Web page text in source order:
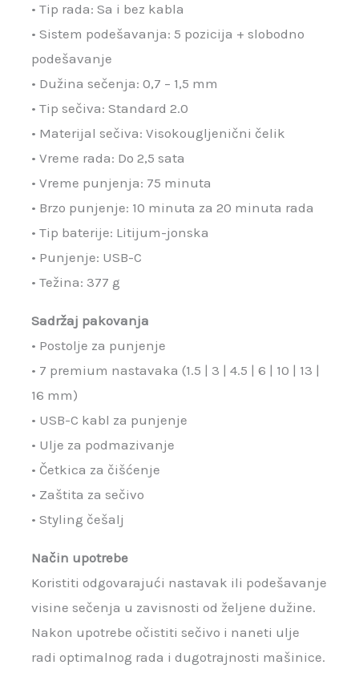
• Tip rada: Sa i bez kabla
• Sistem podešavanja: 5 pozicija + slobodno
podešavanje
• Dužina sečenja: 0,7 – 1,5 mm
• Tip sečiva: Standard 2.0
• Materijal sečiva: Visokougljenični čelik
• Vreme rada: Do 2,5 sata
• Vreme punjenja: 75 minuta
• Brzo punjenje: 10 minuta za 20 minuta rada
• Tip baterije: Litijum-jonska
• Punjenje: USB-C
• Težina: 377 g
Sadržaj pakovanja
• Postolje za punjenje
• 7 premium nastavaka (1.5 | 3 | 4.5 | 6 | 10 | 13 |
16 mm)
• USB-C kabl za punjenje
• Ulje za podmazivanje
• Četkica za čišćenje
• Zaštita za sečivo
• Styling češalj
Način upotrebe
Koristiti odgovarajući nastavak ili podešavanje
visine sečenja u zavisnosti od željene dužine.
Nakon upotrebe očistiti sečivo i naneti ulje
radi optimalnog rada i dugotrajnosti mašinice.